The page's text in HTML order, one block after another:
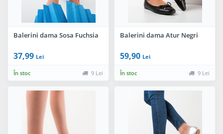
Balerini dama Sosa Fuchsia
37,99 Lei
În stoc 9 Lei
Balerini dama Atur Negri
59,90 Lei
În stoc 9 Lei